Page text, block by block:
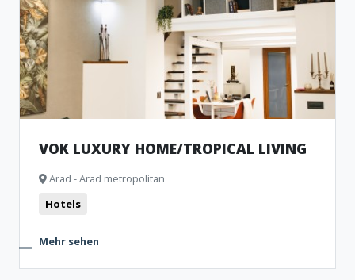
VOK LUXURY HOME/TROPICAL LIVING
Arad - Arad metropolitan
Hotels
Mehr sehen